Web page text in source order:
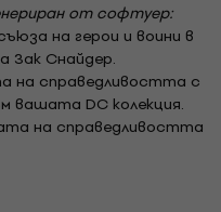
от софтуер:
на герои и воини в
Зак Снайдер.
на справедливостта с
вашата DC колекция.
на справедливостта